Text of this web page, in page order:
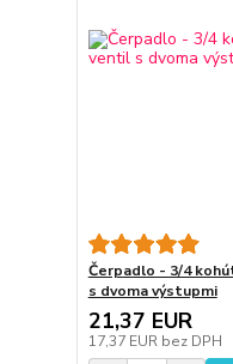
Čerpadlo - 3/4
s dvoma výstupmi
21,37 EUR
17,37 EUR bez DPH